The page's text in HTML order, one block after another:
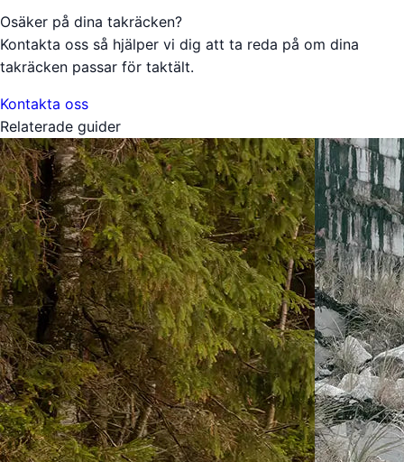
Osäker på dina takräcken?
Kontakta oss så hjälper vi dig att ta reda på om dina
takräcken passar för taktält.
Kontakta oss
Relaterade guider